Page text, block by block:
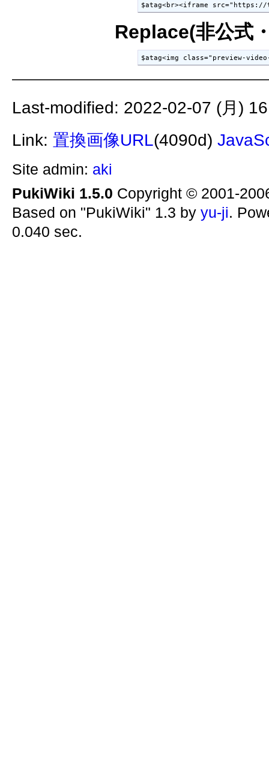
$atag<br><iframe src="https://
Replace(非公式
$atag<img class="preview-
Last-modified: 2022-02-07 (月)
Link: 置換画像URL(4090d)
Site admin: aki
PukiWiki 1.5.0 Copyright © 2001-
Based on "PukiWiki" 1.3 by yu-ji.
0.040 sec.